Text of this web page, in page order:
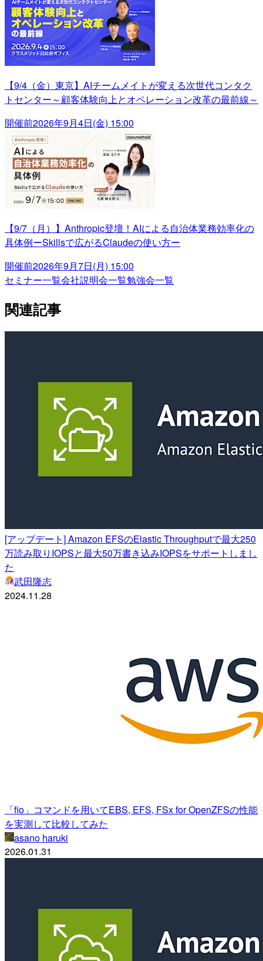
【9/4（金）東京】AIチームメイトが変える次世代コンタク
トセンター～顧客体験向上とオペレーション改革の最前線～
開催前2026年9月4日(金) 15:00
【9/7（月）】Anthropic登壇！AIによる自治体業務効率化の
具体例ーSkillsで広がるClaudeの使い方ー
開催前2026年9月7日(月) 15:00
セミナー一覧会社説明会一覧勉強会一覧
関連記事
[アップデート] Amazon EFSのElastic Throughputで最大250
万読み取りIOPSと最大50万書き込みIOPSをサポートしまし
た
武田隆志
2024.11.28
「fio」コマンドを用いてEBS, EFS, FSx for OpenZFSの性能
を実測して比較してみた
asano haruki
2026.01.31